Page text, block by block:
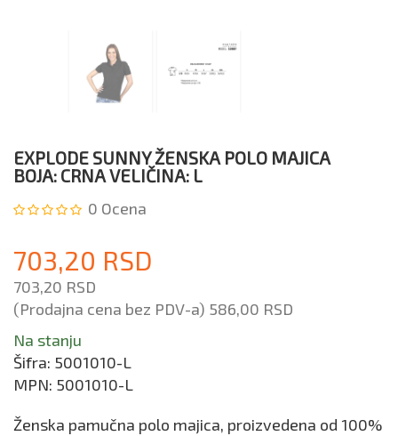
EXPLODE SUNNY ŽENSKA POLO MAJICA
BOJA: CRNA VELIČINA: L
0 Ocena
703,20 RSD
703,20 RSD
(Prodajna cena bez PDV-a) 586,00 RSD
Na stanju
Šifra: 5001010-L
MPN: 5001010-L
Ženska pamučna polo majica, proizvedena od 100%